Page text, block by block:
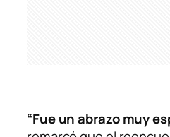
“Fue un abrazo muy